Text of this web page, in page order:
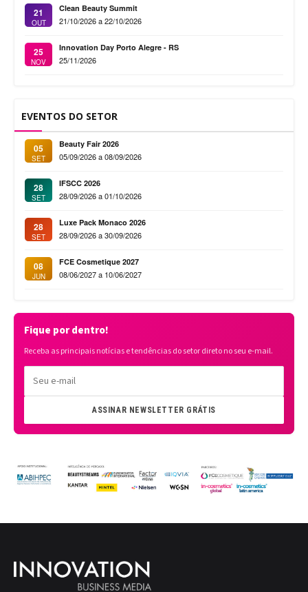
21
OUT
Clean Beauty Summit
21/10/2026 a 22/10/2026
25
NOV
Innovation Day Porto Alegre - RS
25/11/2026
EVENTOS DO SETOR
05
SET
Beauty Fair 2026
05/09/2026 a 08/09/2026
28
SET
IFSCC 2026
28/09/2026 a 01/10/2026
28
SET
Luxe Pack Monaco 2026
28/09/2026 a 30/09/2026
08
JUN
FCE Cosmetique 2027
08/06/2027 a 10/06/2027
Fique por dentro!
Receba as principais notícias e tendências do setor direto no seu e-mail.
ASSINAR NEWSLETTER GRÁTIS